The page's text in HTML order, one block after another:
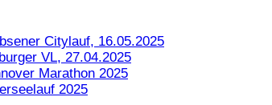
Citylauf, 16.05.2025
VL, 27.04.2025
Marathon 2025
2025